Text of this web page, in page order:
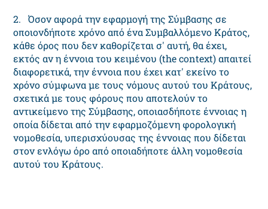
2. Όσον αφορά την εφαρμογή της Σύμβασης σε
οποιονδήποτε χρόνο από ένα Συμβαλλόμενο Κράτος,
κάθε όρος που δεν καθορίζεται σ' αυτή, θα έχει,
εκτός αν η έννοια του κειμένου (the context) απαιτεί
διαφορετικά, την έννοια που έχει κατ' εκείνο το
χρόνο σύμφωνα με τους νόμους αυτού του Κράτους,
σχετικά με τους φόρους που αποτελούν το
αντικείμενο της Σύμβασης, οποιασδήποτε έννοιας η
οποία δίδεται από την εφαρμοζόμενη φορολογική
νομοθεσία, υπερισχύουσας της έννοιας που δίδεται
στον ενλόγω όρο από οποιαδήποτε άλλη νομοθεσία
αυτού του Κράτους.